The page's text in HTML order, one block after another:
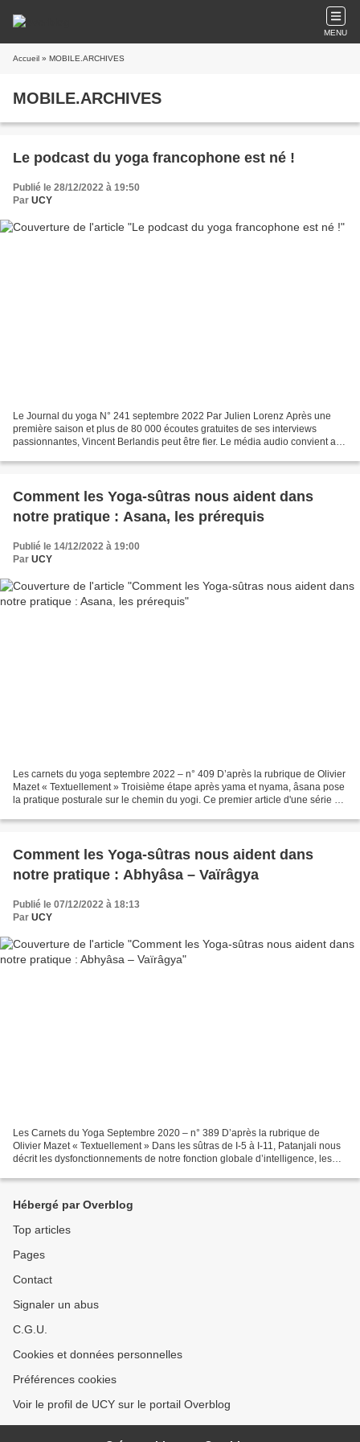
MENU
Accueil » MOBILE.ARCHIVES
MOBILE.ARCHIVES
Le podcast du yoga francophone est né !
Publié le 28/12/2022 à 19:50
Par UCY
Le Journal du yoga N° 241 septembre 2022 Par Julien Lorenz Après une
première saison et plus de 80 000 écoutes gratuites de ses interviews
passionnantes, Vincent Berlandis peut être fier. Le média audio convient au
Comment les Yoga-sûtras nous aident dans
notre pratique : Asana, les prérequis
Publié le 14/12/2022 à 19:00
Par UCY
Les carnets du yoga septembre 2022 – n° 409 D’après la rubrique de Olivier
Mazet « Textuellement » Troisième étape après yama et nyama, âsana pose
la pratique posturale sur le chemin du yogi. Ce premier article d'une série de
Comment les Yoga-sûtras nous aident dans
notre pratique : Abhyâsa – Vaïrâgya
Publié le 07/12/2022 à 18:13
Par UCY
Les Carnets du Yoga Septembre 2020 – n° 389 D’après la rubrique de
Olivier Mazet « Textuellement » Dans les sûtras de I-5 à I-11, Patanjali nous
décrit les dysfonctionnements de notre fonction globale d’intelligence, les
Hébergé par Overblog
Top articles
Pages
Contact
Signaler un abus
C.G.U.
Cookies et données personnelles
Préférences cookies
Voir le profil de UCY sur le portail Overblog